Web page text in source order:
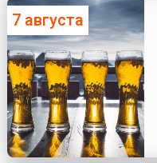
7 августа